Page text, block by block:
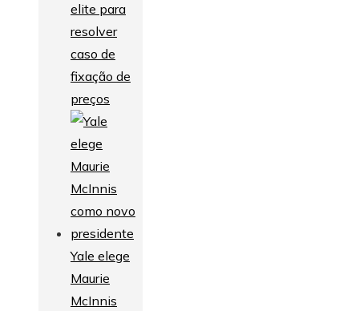
elite para
resolver
caso de
fixação de
preços
Yale elege
Maurie
McInnis